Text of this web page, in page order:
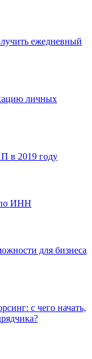
ежедневный
личных
в 2019 году
ИНН
для бизнеса
с чего начать,